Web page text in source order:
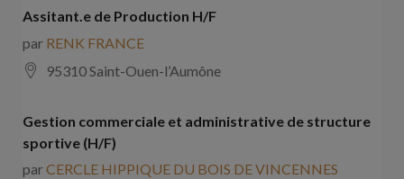
Assitant.e de Production H/F
par RENK FRANCE
95310 Saint-Ouen-l’Aumône
Gestion commerciale et administrative de structure
sportive (H/F)
parCERCLE HIPPIQUE DU BOIS DE VINCENNES